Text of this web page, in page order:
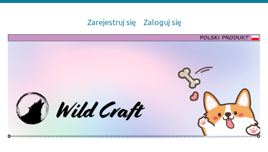
Zarejestruj się Zaloguj się